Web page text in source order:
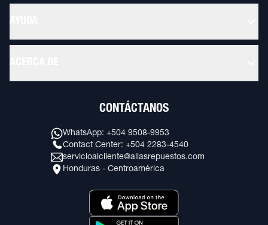
CONTÁCTANOS
WhatsApp: +504 9508-9953
Contact Center: +504 2283-4540
servicioalcliente@allasrepuestos.com
Honduras - Centroamérica